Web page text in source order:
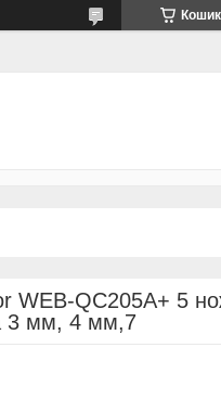
Кошик
WEB-QC205A+ 5
3 мм, 4 мм,7